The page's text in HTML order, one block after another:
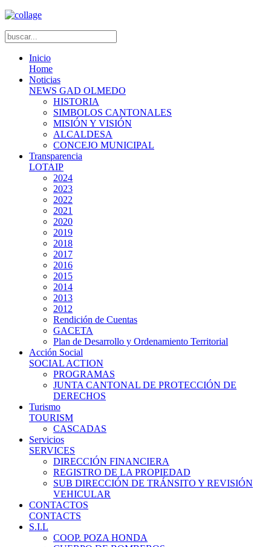
Inicio
Home
Noticias
NEWS GAD OLMEDO
HISTORIA
SIMBOLOS CANTONALES
MISIÓN Y VISIÓN
ALCALDESA
CONCEJO MUNICIPAL
Transparencia
LOTAIP
2024
2023
2022
2021
2020
2019
2018
2017
2016
2015
2014
2013
2012
Rendición de Cuentas
GACETA
Plan de Desarrollo y Ordenamiento Territorial
Acción Social
SOCIAL ACTION
PROGRAMAS
JUNTA CANTONAL DE PROTECCIÓN DE
DERECHOS
Turismo
TOURISM
CASCADAS
Servicios
SERVICES
DIRECCIÓN FINANCIERA
REGISTRO DE LA PROPIEDAD
SUB DIRECCIÓN DE TRÁNSITO Y REVISIÓN
VEHICULAR
CONTACTOS
CONTACTS
S.I.L
COOP. POZA HONDA